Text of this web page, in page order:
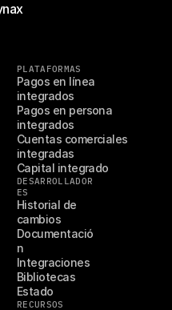
PLATAFORMAS
Pagos en línea
integrados
Pagos en persona
integrados
Cuentas comerciales
integradas
Capital integrado
DESARROLLADOR
ES
Historial de
cambios
Documentació
n
Integraciones
Bibliotecas
Estado
RECURSOS